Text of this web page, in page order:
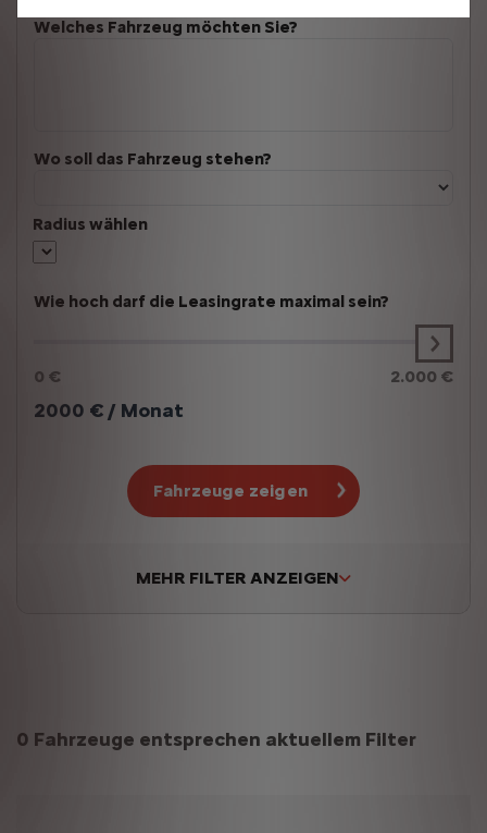
Welches Fahrzeug möchten Sie?
Wo soll das Fahrzeug stehen?
Radius wählen
Wie hoch darf die Leasingrate maximal sein?
0 € 2.000 €
2000 € / Monat
Fahrzeuge zeigen
MEHR FILTER ANZEIGEN
Suchergebnisse
0 Fahrzeuge entsprechen aktuellem Filter